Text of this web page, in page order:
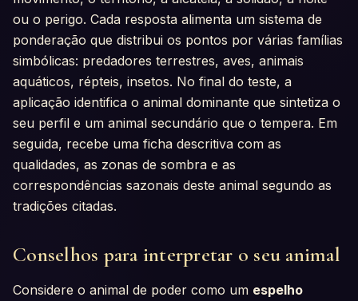
ou o perigo. Cada resposta alimenta um sistema de
ponderação que distribui os pontos por várias famílias
simbólicas: predadores terrestres, aves, animais
aquáticos, répteis, insetos. No final do teste, a
aplicação identifica o animal dominante que sintetiza o
seu perfil e um animal secundário que o tempera. Em
seguida, recebe uma ficha descritiva com as
qualidades, as zonas de sombra e as
correspondências sazonais deste animal segundo as
tradições citadas.
Conselhos para interpretar o seu animal
Considere o animal de poder como um espelho